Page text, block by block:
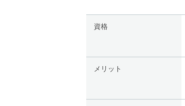
資格
メリット